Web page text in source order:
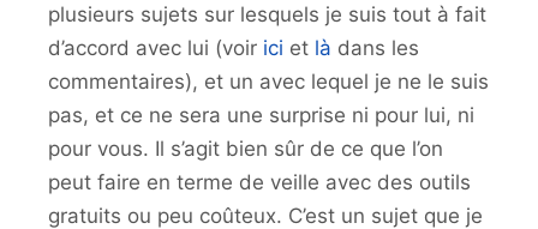
plusieurs sujets sur lesquels je suis tout à fait
d’accord avec lui (voir ici et là dans les
commentaires), et un avec lequel je ne le suis
pas, et ce ne sera une surprise ni pour lui, ni
pour vous. Il s’agit bien sûr de ce que l’on
peut faire en terme de veille avec des outils
gratuits ou peu coûteux. C’est un sujet que je